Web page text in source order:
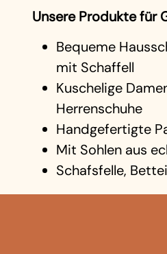
Unsere Produkte für
Bequeme
mit Schaffell
Kuschelige
Herrenschuhe
Handgefertigte
Mit Sohlen aus
Schafsfelle,